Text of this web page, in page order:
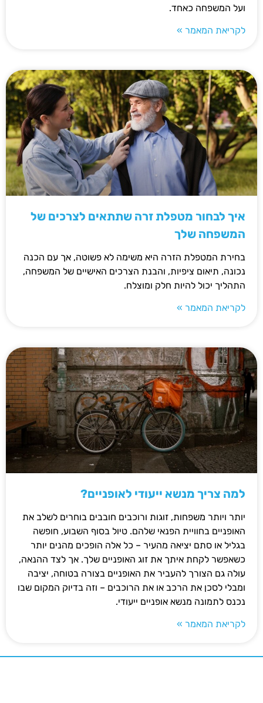
ועל המשפחה כאחד.
לקריאת המאמר »
איך לבחור מטפלת זרה שתתאים לצרכים של
המשפחה שלך
בחירת המטפלת הזרה היא משימה לא פשוטה, אך עם הכנה
נכונה, תיאום ציפיות, והבנת הצרכים האישיים של המשפחה,
התהליך יכול להיות חלק ומוצלח.
לקריאת המאמר »
למה צריך מנשא ייעודי לאופניים?
יותר ויותר משפחות, זוגות ורוכבים חובבים בוחרים לשלב את
האופניים בחוויית הפנאי שלהם. טיול בסוף השבוע, חופשה
בגליל או סתם יציאה מהעיר – כל אלה הופכים מהנים יותר
כשאפשר לקחת איתך את זוג האופניים שלך. אך לצד ההנאה,
עולה גם הצורך להעביר את האופניים בצורה בטוחה, יציבה
ומבלי לסכן את הרכב או את הרוכבים – וזה בדיוק המקום שבו
נכנס לתמונה מנשא אופניים ייעודי.
לקריאת המאמר »